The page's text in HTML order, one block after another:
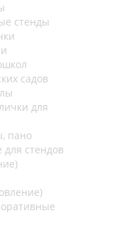
стенды
садов
для
пано
стендов